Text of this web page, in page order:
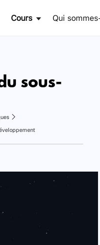
Cours Qui
sous-